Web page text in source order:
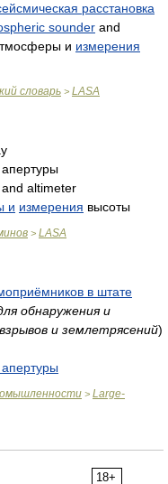
расстановка
sounder and
и измерения
словарь > LASA
altimeter
и измерения высоты
> LASA
в штате
обнаружения и
и землетрясений)
> Large-
18+